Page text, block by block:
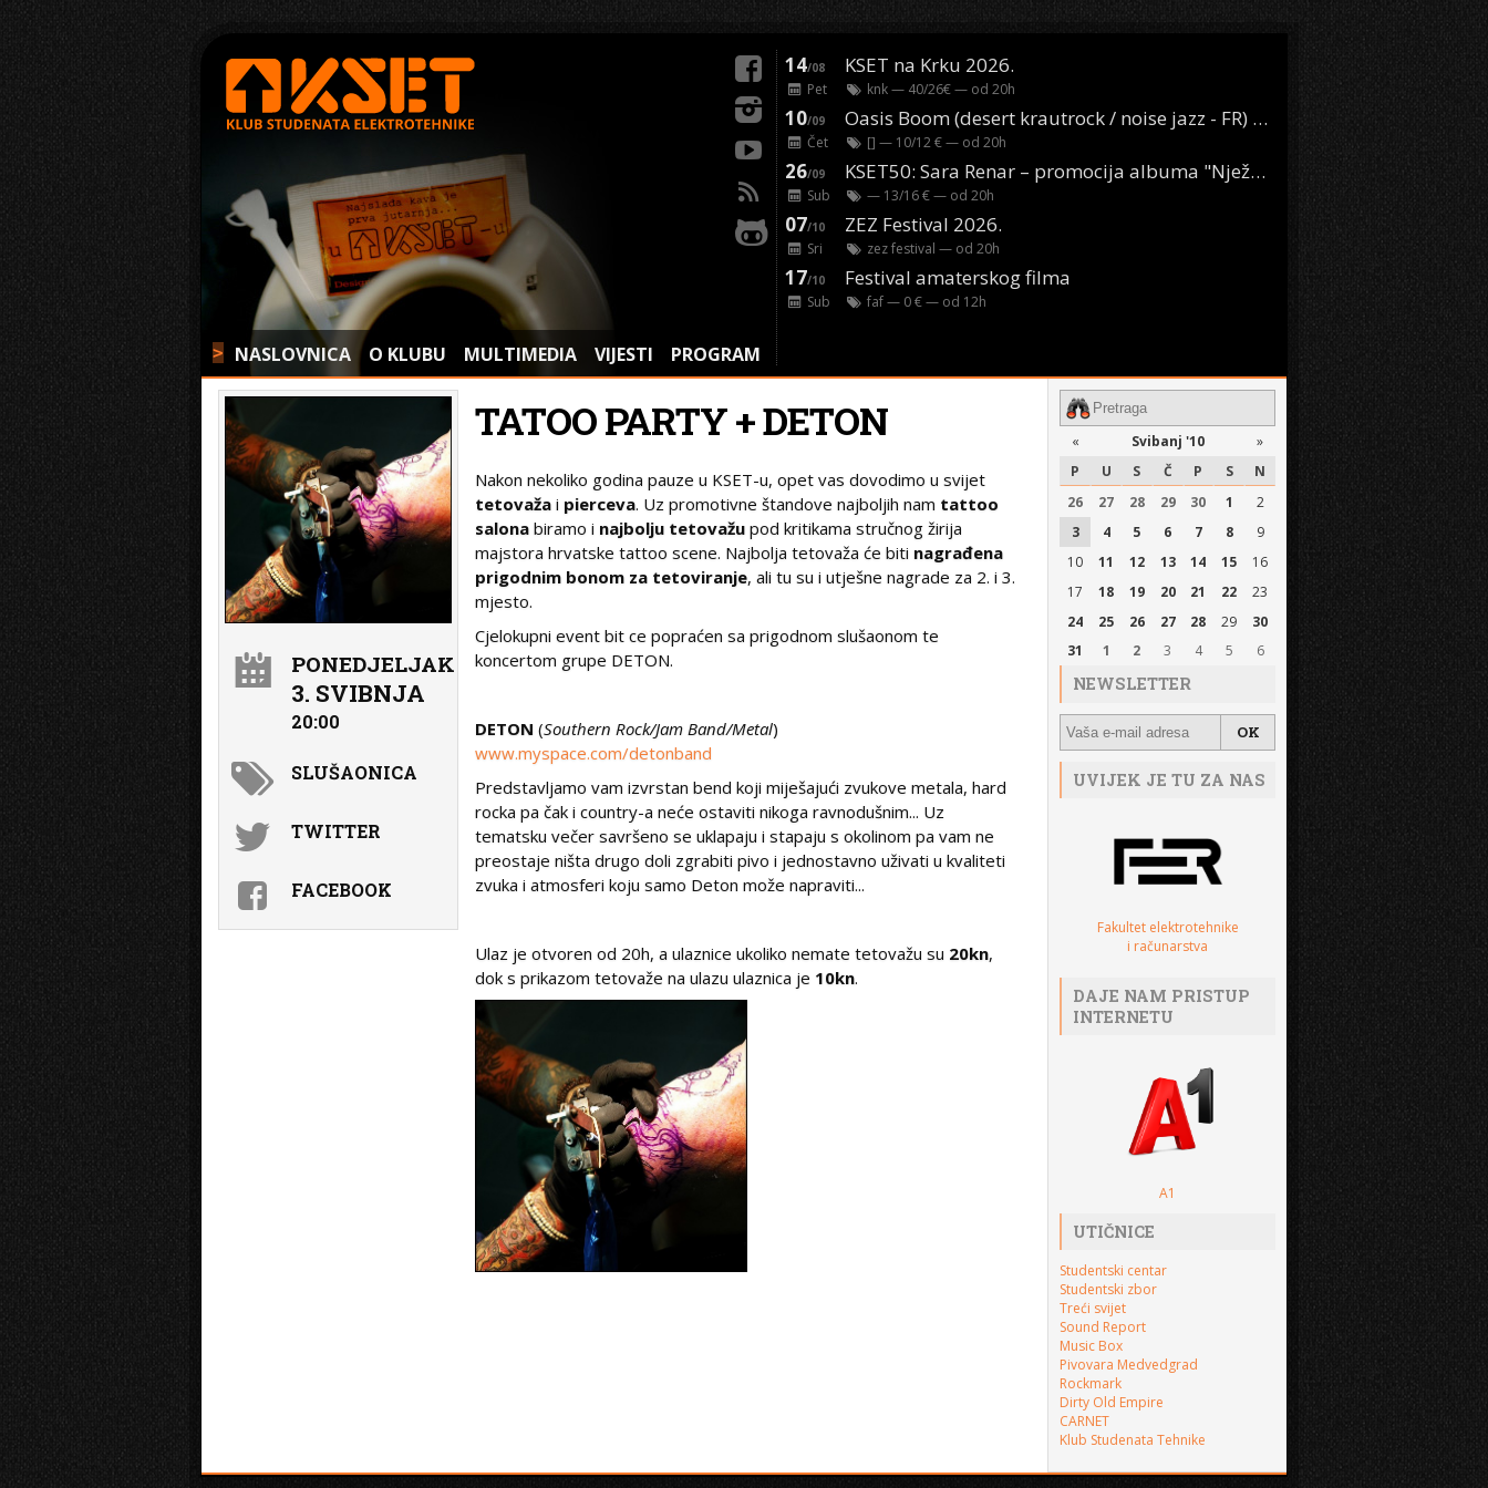
> NASLOVNICA O KLUBU MULTIMEDIA VIJESTI PROGRAM
14/08 KSET na Krku 2026.
Pet knk— 40/26€ — od 20h
10/09 Oasis Boom (desert krautrock / noise jazz - FR) @ KONTEJNER
Čet [] — 10/12 € — od 20h
26/09 KSET50: Sara Renar – promocija albuma "Nježne riječi" @ Močvara
Sub — 13/16 € — od 20h
07/10 ZEZ Festival 2026.
Sri zez festival — od 20h
17/10 Festival amaterskog filma
Sub faf— 0 € — od 12h
TATOO PARTY + DETON
Nakon nekoliko godina pauze u KSET-u, opet vas dovodimo u svijet
tetovaža i pierceva. Uz promotivne štandove najboljih nam tattoo
salona biramo i najbolju tetovažu pod kritikama stručnog žirija
majstora hrvatske tattoo scene. Najbolja tetovaža će biti nagrađena
prigodnim bonom za tetoviranje, ali tu su i utješne nagrade za 2. i 3.
mjesto.
Cjelokupni event bit ce popraćen sa prigodnom slušaonom te
koncertom grupe DETON.
DETON (Southern Rock/Jam Band/Metal)
www.myspace.com/detonband
Predstavljamo vam izvrstan bend koji miješajući zvukove metala, hard
rocka pa čak i country-a neće ostaviti nikoga ravnodušnim... Uz
tematsku večer savršeno se uklapaju i stapaju s okolinom pa vam ne
preostaje ništa drugo doli zgrabiti pivo i jednostavno uživati u kvaliteti
zvuka i atmosferi koju samo Deton može napraviti...
Ulaz je otvoren od 20h, a ulaznice ukoliko nemate tetovažu su 20kn,
dok s prikazom tetovaže na ulazu ulaznica je 10kn.
PONEDJELJAK
3. SVIBNJA
20:00
SLUŠAONICA
TWITTER
FACEBOOK
« Svibanj '10
»
P
U S Č P S
N
26
27 28 29 30 1
2
3
4 5 6 7 8
9
10
11 12 13 14 15
16
17
18 19 20 21 22
23
24
25 26 27 28 29
30
31
1 2 3 4 5 6
NEWSLETTER
UVIJEK JE TU ZA NAS
Fakultet elektrotehnike
i računarstva
DAJE NAM PRISTUP
INTERNETU
A1
UTIČNICE
Studentski centar
Studentski zbor
Treći svijet
Sound Report
Music Box
Pivovara Medvedgrad
Rockmark
Dirty Old Empire
CARNET
Klub Studenata Tehnike